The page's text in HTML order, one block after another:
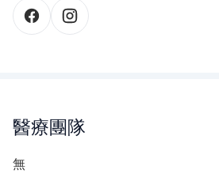
醫療團隊
無